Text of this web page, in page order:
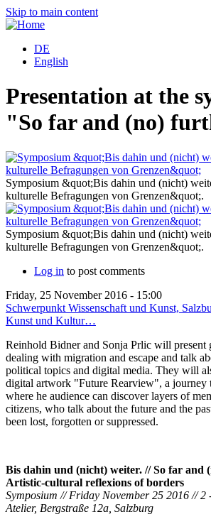
Skip to main content
DE
English
Presentation at the
"So far and (no)
Symposium &quot;Bis dahin und (nicht)
kulturelle Befragungen von Grenzen&quot;.
Symposium &quot;Bis dahin und (nicht)
kulturelle Befragungen von Grenzen&quot;.
Log in to post comments
Friday, 25 November 2016 - 15:00
Schwerpunkt Wissenschaft und Kunst,
Kunst und Kultur…
Reinhold Bidner and Sonja Prlic will present
dealing with migration and escape and talk
political topics and digital media. They will
digital artwork "Future Rearview", a journey
where he audience can discover layers of
citizens, who talk about the future and the
been lost, forgotten or suppressed.
Bis dahin und (nicht) weiter. // So far and
Artistic-cultural reflexions of borders
Symposium // Friday November 25 2016 //
Atelier, Bergstraße 12a, Salzburg